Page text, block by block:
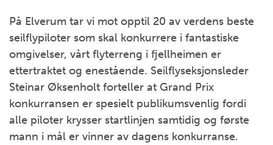
På Elverum tar vi mot opptil 20 av verdens beste
seilflypiloter som skal konkurrere i fantastiske
omgivelser, vårt flyterreng i fjellheimen er
ettertraktet og enestående. Seilflyseksjonsleder
Steinar Øksenholt forteller at Grand Prix
konkurransen er spesielt publikumsvenlig fordi
alle piloter krysser startlinjen samtidig og første
mann i mål er vinner av dagens konkurranse.